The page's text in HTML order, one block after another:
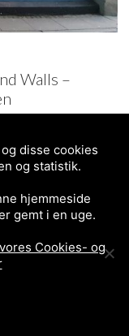
Walls –
disse cookies
og statistik.
hjemmeside
gemt i en uge.
Cookies- og